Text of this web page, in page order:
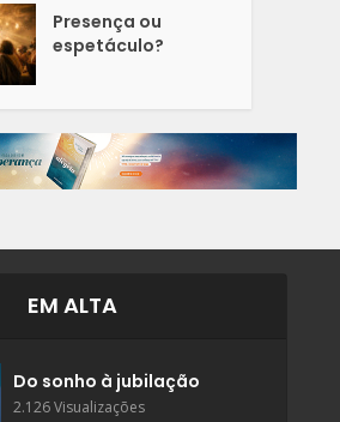
Presença ou
espetáculo?
EM ALTA
Do sonho à jubilação
2.126 Visualizações